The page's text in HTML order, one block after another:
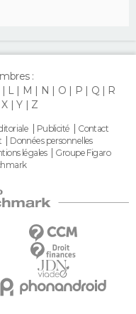
:
L M N O P Q
R
X Y Z
Publicité
Contact
Données personnelles
légales
Groupe Figaro